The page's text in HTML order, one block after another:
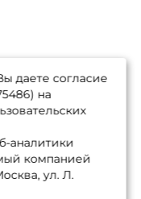
даете согласие
на
аналитики
компанией
ул. Л.